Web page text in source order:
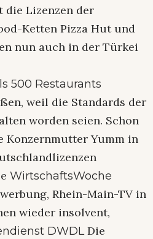
die Lizenzen der
Ketten Pizza Hut und
nun auch in der Türkei
500 Restaurants
weil die Standards der
worden seien. Schon
Konzernmutter Yumm in
WirtschaftsWoche
Rhein-Main-TV in
wieder insolvent,
DWDLDie